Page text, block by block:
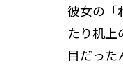
彼女の「
たり机上
目だった